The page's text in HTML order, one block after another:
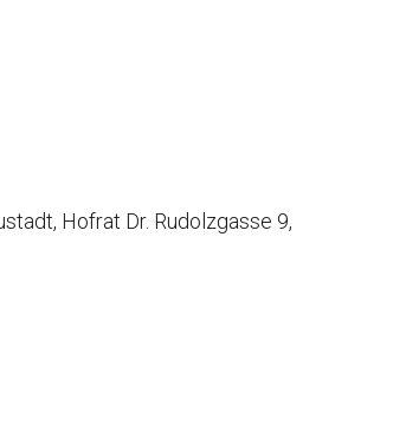
Hofrat Dr. Rudolzgasse 9,